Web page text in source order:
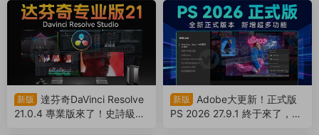
新版
達芬奇DaVinci Resolve
21.0.4 專業版來了！史詩級更
新版
Adobe大更新！正式版
PS 2026 27.9.1 終于來了，Ai